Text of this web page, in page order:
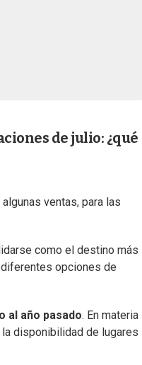
de julio: ¿qué
ventas, para las
como el destino más
opciones de
al año pasado. En materia
disponibilidad de lugares